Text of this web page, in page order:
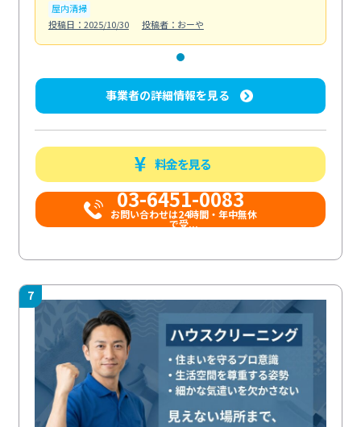
屋内清掃
投稿日：2025/10/30
投稿者：おーや
事業者の詳細情報を見る
料金を見る
03-6451-0083
お問い合わせは24時間・年中無休
で受...
7